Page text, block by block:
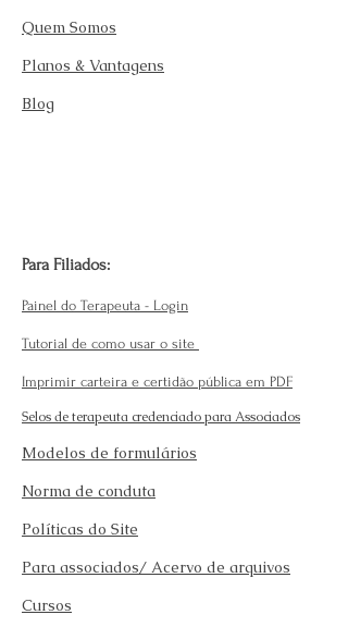
Quem Somos
Planos & Vantagens
Blog
Para Filiados:
Painel do Terapeuta - Login
Tutorial de como usar o site
Imprimir carteira e certidão pública em PDF
Selos de terapeuta credenciado para Associados
Modelos de formulários
Norma de conduta
Políticas do Site
Para associados/ Acervo de arquivos
Cursos